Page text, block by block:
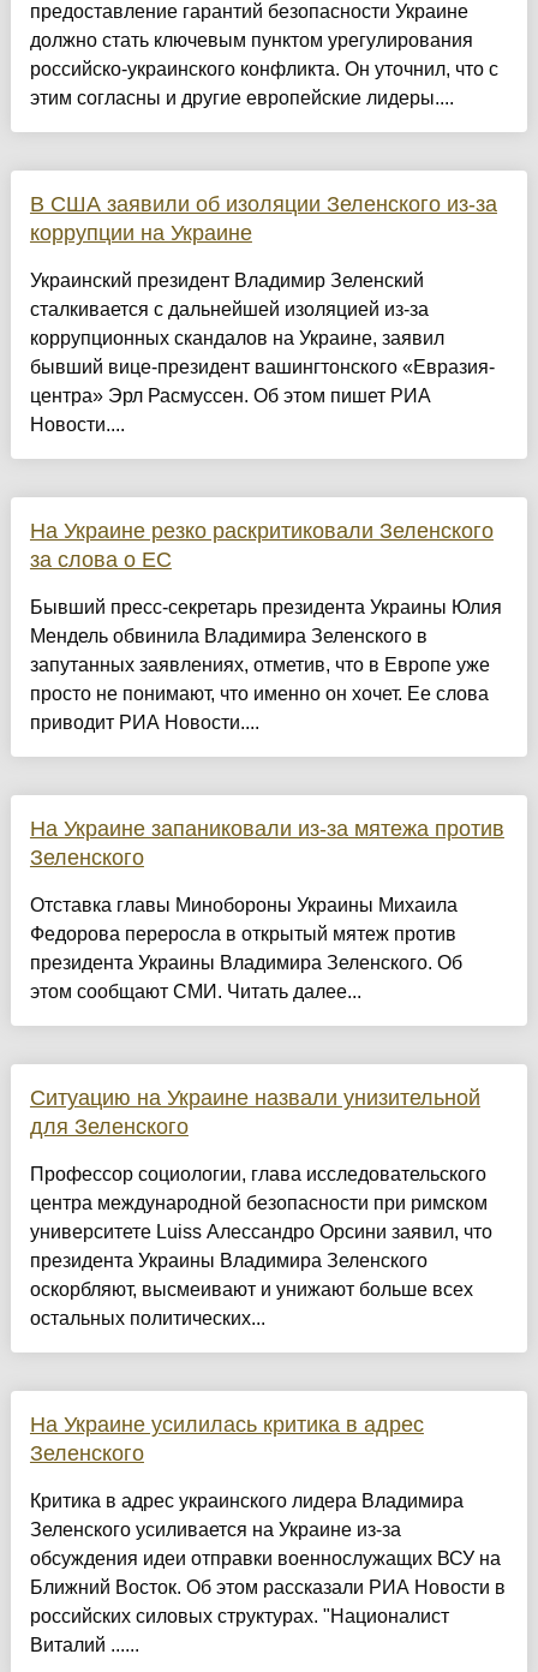
предоставление гарантий безопасности Украине
должно стать ключевым пунктом урегулирования
российско-украинского конфликта. Он уточнил, что с
этим согласны и другие европейские лидеры....
В США заявили об изоляции Зеленского из-за
коррупции на Украине
Украинский президент Владимир Зеленский
сталкивается с дальнейшей изоляцией из-за
коррупционных скандалов на Украине, заявил
бывший вице-президент вашингтонского «Евразия-
центра» Эрл Расмуссен. Об этом пишет РИА
Новости....
На Украине резко раскритиковали Зеленского
за слова о ЕС
Бывший пресс-секретарь президента Украины Юлия
Мендель обвинила Владимира Зеленского в
запутанных заявлениях, отметив, что в Европе уже
просто не понимают, что именно он хочет. Ее слова
приводит РИА Новости....
На Украине запаниковали из-за мятежа против
Зеленского
Отставка главы Минобороны Украины Михаила
Федорова переросла в открытый мятеж против
президента Украины Владимира Зеленского. Об
этом сообщают СМИ. Читать далее...
Ситуацию на Украине назвали унизительной
для Зеленского
Профессор социологии, глава исследовательского
центра международной безопасности при римском
университете Luiss Алессандро Орсини заявил, что
президента Украины Владимира Зеленского
оскорбляют, высмеивают и унижают больше всех
остальных политических...
На Украине усилилась критика в адрес
Зеленского
Критика в адрес украинского лидера Владимира
Зеленского усиливается на Украине из-за
обсуждения идеи отправки военнослужащих ВСУ на
Ближний Восток. Об этом рассказали РИА Новости в
российских силовых структурах. "Националист
Виталий ......